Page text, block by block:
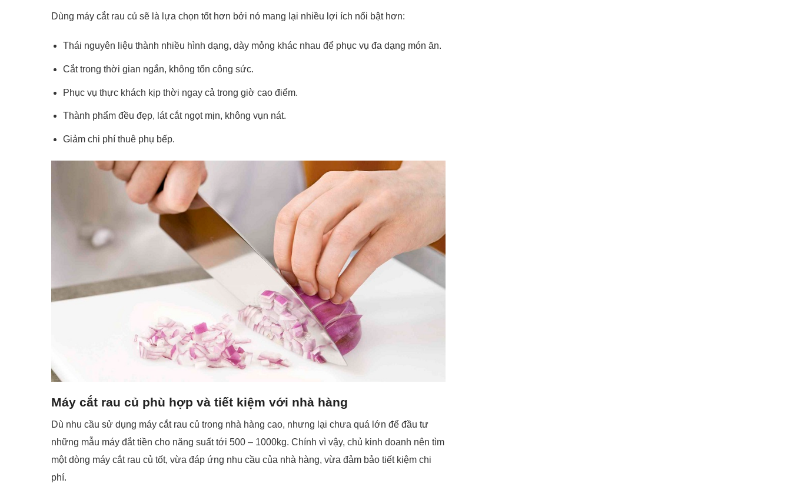
Dùng máy cắt rau củ sẽ là lựa chọn tốt hơn bởi nó mang lại nhiều lợi ích nổi bật hơn:
Thái nguyên liệu thành nhiều hình dạng, dày mỏng khác nhau để phục vụ đa dạng món ăn.
Cắt trong thời gian ngắn, không tốn công sức.
Phục vụ thực khách kịp thời ngay cả trong giờ cao điểm.
Thành phẩm đều đẹp, lát cắt ngọt mịn, không vụn nát.
Giảm chi phí thuê phụ bếp.
Máy cắt rau củ phù hợp và tiết kiệm với nhà hàng
Dù nhu cầu sử dụng máy cắt rau củ trong nhà hàng cao, nhưng lại chưa quá lớn để đầu tư
những mẫu máy đắt tiền cho năng suất tới 500 – 1000kg. Chính vì vậy, chủ kinh doanh nên tìm
một dòng máy cắt rau củ tốt, vừa đáp ứng nhu cầu của nhà hàng, vừa đảm bảo tiết kiệm chi
phí.